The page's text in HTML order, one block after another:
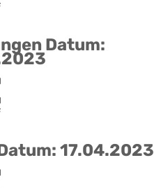
Datum:
17.04.2023